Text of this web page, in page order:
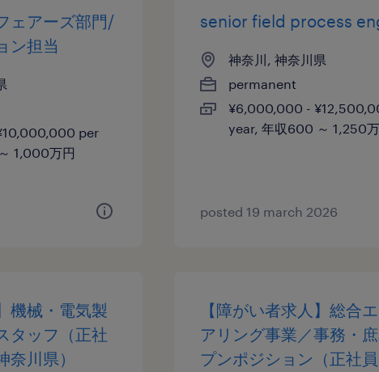
ェアーズ部門/
ン担当
per
1,000万円
senior field process
神奈川, 神奈川県
permanent
¥6,000,000 -
year, 年収600 ～ 1,250
posted 19 march 2026
機械・電気製
タッフ（正社
奈川県）
【障がい者求人】総合
アリング事業／事務・
プンポジション（正社